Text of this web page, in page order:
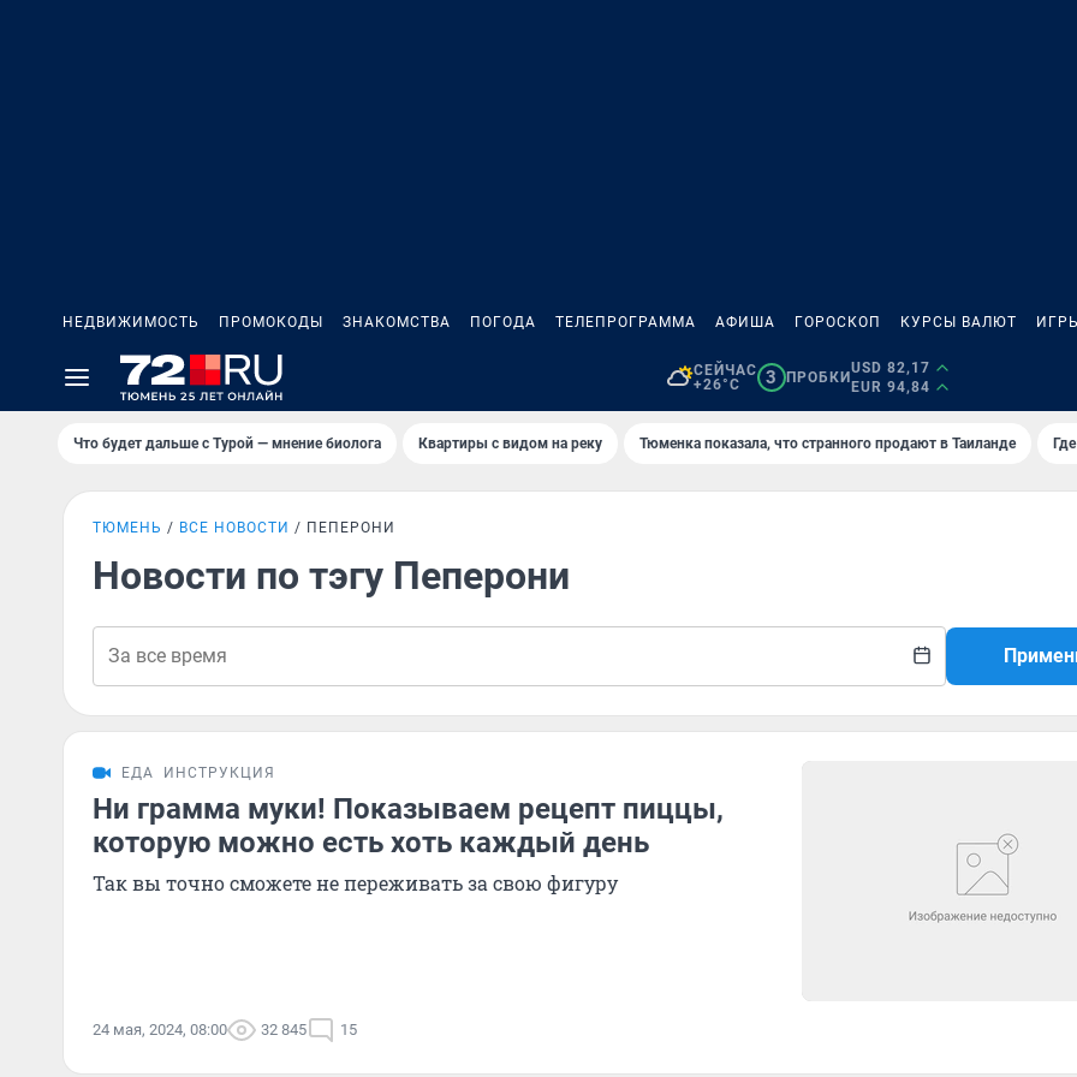
НЕДВИЖИМОСТЬ ПРОМОКОДЫ ЗНАКОМСТВА ПОГОДА ТЕЛЕПРОГРАММА АФИША ГОРОСКОП КУРСЫ ВАЛЮТ
СЕЙЧАС
+26°C
3 ПРОБКИ
USD 82,17
EUR 94,84
Что будет дальше с Турой — мнение биолога Квартиры с видом на реку Тюменка показала, что странного продают в Таиланде
ТЮМЕНЬ ВСЕ НОВОСТИ ПЕПЕРОНИ
Новости по тэгу Пеперони
ЕДА ИНСТРУКЦИЯ
Ни грамма муки! Показываем рецепт пиццы,
которую можно есть хоть каждый день
Так вы точно сможете не переживать за свою фигуру
24 мая, 2024, 08:00 32 845 15